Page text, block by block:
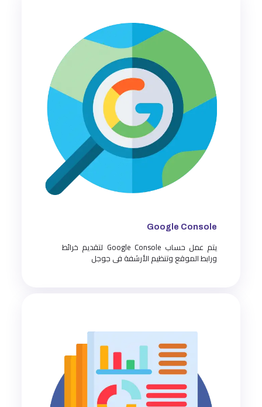
Google Console
يتم عمل حساب Google Console لتقديم خرائط
ورابط الموقع وتنظيم الأرشفة فى جوجل